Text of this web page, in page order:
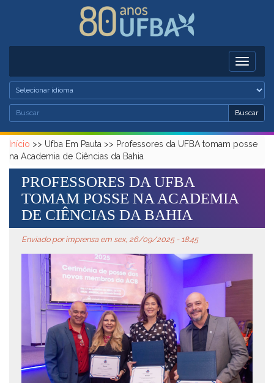
Pular para o conteúdo principal
Toggle
Formulário de busca
Buscar
Buscar
Início >> Ufba Em Pauta >> Professores da UFBA tomam posse
na Academia de Ciências da Bahia
PROFESSORES DA UFBA
TOMAM POSSE NA ACADEMIA
DE CIÊNCIAS DA BAHIA
Enviado porimprensa em sex, 26/09/2025 - 18:45